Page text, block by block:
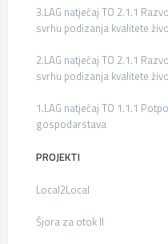
3.LAG natječaj TO 2.1.1
svrhu podizanja kvalitete
2.LAG natječaj TO 2.1.1
svrhu podizanja kvalitete
1.LAG natječaj TO 1.1.1
gospodarstava
PROJEKTI
Local2Local
Šjora za otok II